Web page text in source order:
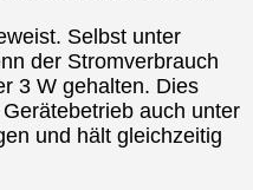
Selbst unter
der Stromverbrauch
3 W gehalten. Dies
auch unter
und hält gleichzeitig